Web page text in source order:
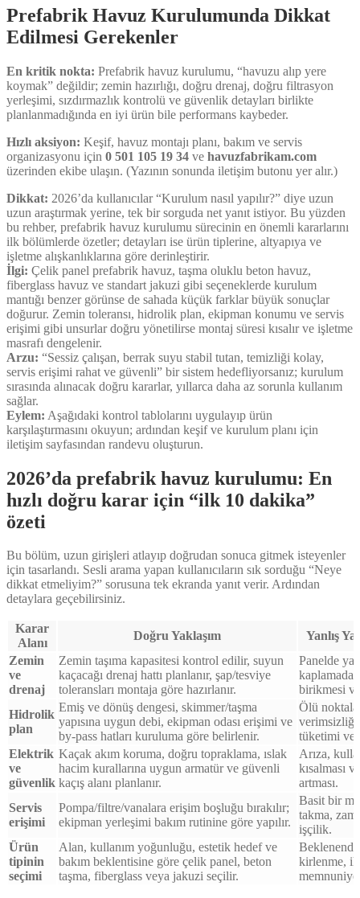
Prefabrik Havuz Kurulumunda Dikkat
Edilmesi Gerekenler
En kritik nokta: Prefabrik havuz kurulumu, “havuzu alıp yere
koymak” değildir; zemin hazırlığı, doğru drenaj, doğru filtrasyon
yerleşimi, sızdırmazlık kontrolü ve güvenlik detayları birlikte
planlanmadığında en iyi ürün bile performans kaybeder.
Hızlı aksiyon: Keşif, havuz montajı planı, bakım ve servis
organizasyonu için 0 501 105 19 34 ve havuzfabrikam.com
üzerinden ekibe ulaşın. (Yazının sonunda iletişim butonu yer alır.)
Dikkat: 2026’da kullanıcılar “Kurulum nasıl yapılır?” diye uzun
uzun araştırmak yerine, tek bir sorguda net yanıt istiyor. Bu yüzden
bu rehber, prefabrik havuz kurulumu sürecinin en önemli kararlarını
ilk bölümlerde özetler; detayları ise ürün tiplerine, altyapıya ve
işletme alışkanlıklarına göre derinleştirir.
İlgi: Çelik panel prefabrik havuz, taşma oluklu beton havuz,
fiberglass havuz ve standart jakuzi gibi seçeneklerde kurulum
mantığı benzer görünse de sahada küçük farklar büyük sonuçlar
doğurur. Zemin toleransı, hidrolik plan, ekipman konumu ve servis
erişimi gibi unsurlar doğru yönetilirse montaj süresi kısalır ve işletme
masrafı dengelenir.
Arzu: “Sessiz çalışan, berrak suyu stabil tutan, temizliği kolay,
servis erişimi rahat ve güvenli” bir sistem hedefliyorsanız; kurulum
sırasında alınacak doğru kararlar, yıllarca daha az sorunla kullanım
sağlar.
Eylem: Aşağıdaki kontrol tablolarını uygulayıp ürün
karşılaştırmasını okuyun; ardından keşif ve kurulum planı için
iletişim sayfasından randevu oluşturun.
2026’da prefabrik havuz kurulumu: En
hızlı doğru karar için “ilk 10 dakika”
özeti
Bu bölüm, uzun girişleri atlayıp doğrudan sonuca gitmek isteyenler
için tasarlandı. Sesli arama yapan kullanıcıların sık sorduğu “Neye
dikkat etmeliyim?” sorusuna tek ekranda yanıt verir. Ardından
detaylara geçebilirsiniz.
Karar
Alanı
Doğru Yaklaşım
Yanlış
Zemin
ve
drenaj
Zemin taşıma kapasitesi kontrol edilir, suyun
kaçacağı drenaj hattı planlanır, şap/tesviye
toleransları montaja göre hazırlanır.
Panelde
kaplamada
birikmesi
Hidrolik
plan
Emiş ve dönüş dengesi, skimmer/taşma
yapısına uygun debi, ekipman odası erişimi ve
by-pass hatları kuruluma göre belirlenir.
Ölü
tüketimi ve
Elektrik
ve
güvenlik
Kaçak akım koruma, doğru topraklama, ıslak
hacim kurallarına uygun armatür ve güvenli
kaçış alanı planlanır.
Arıza,
kısalması
artması.
Servis
erişimi
Pompa/filtre/vanalara erişim boşluğu bırakılır;
ekipman yerleşimi bakım rutinine göre yapılır.
Basit bir
takma,
işçilik.
Ürün
tipinin
seçimi
Alan, kullanım yoğunluğu, estetik hedef ve
bakım beklentisine göre çelik panel, beton
taşma, fiberglass veya jakuzi seçilir.
kirlenme,